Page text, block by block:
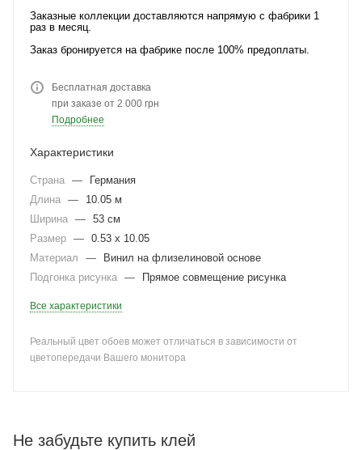
Заказные коллекции доставляются напрямую с фабрики 1
раз в месяц.
Заказ бронируется на фабрике после 100% предоплаты.
Бесплатная доставка
при заказе от 2 000 грн
Подробнее
Характеристики
Страна —
Германия
Длина —
10.05 м
Ширина — 53 см
Размер — 0.53 x 10.05
Материал
—
Винил на флизелиновой основе
Подгонка рисунка — Прямое совмещение рисунка
Все характеристики
Реальный цвет обоев может отличаться в зависимости от
цветопередачи Вашего монитора
Не забудьте купить клей